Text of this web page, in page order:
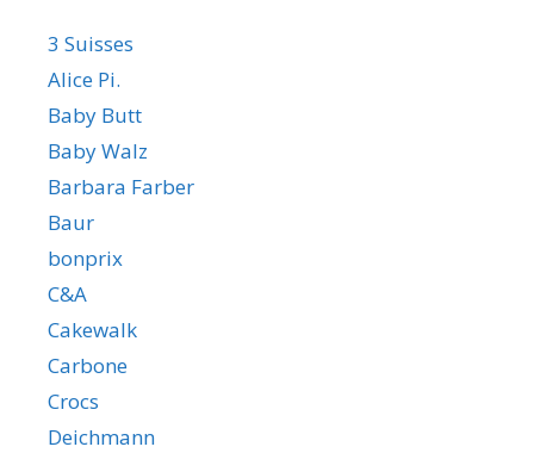
3 Suisses
Alice Pi.
Baby Butt
Baby Walz
Barbara Farber
Baur
bonprix
C&A
Cakewalk
Carbone
Crocs
Deichmann